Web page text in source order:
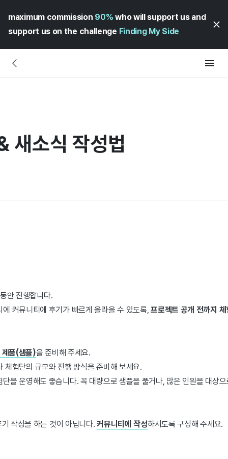
maximum commission 90% who will support us and
support us on the challenge Finding My Side
새소식 작성법
동안 진행합니다.
에 커뮤니티에 후기가 빠르게 올라올 수 있도록,프로젝트 공개 전까지
제품(샘플)을 준비해 주세요.
체험단의 규모와 진행 방식을 준비해 보세요.
단을 운영해도 좋습니다. 꼭 대량으로 샘플을 풀거나, 많은 인원을 대상
작성을 하는 것이 아닙니다.커뮤니티에 작성하시도록 구성해 주세요.